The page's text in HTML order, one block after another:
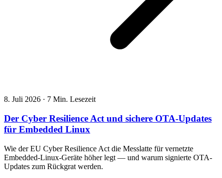
8. Juli 2026 · 7 Min. Lesezeit
Der Cyber Resilience Act und sichere OTA-Updates
für Embedded Linux
Wie der EU Cyber Resilience Act die Messlatte für vernetzte
Embedded-Linux-Geräte höher legt — und warum signierte OTA-
Updates zum Rückgrat werden.